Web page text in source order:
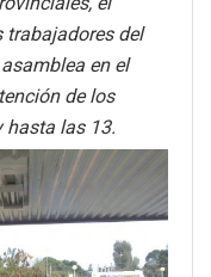
del
en el
de los
hasta las 13.